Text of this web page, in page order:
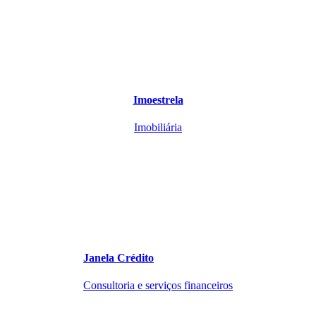
Imoestrela
Imobiliária
Janela Crédito
Consultoria e serviços financeiros